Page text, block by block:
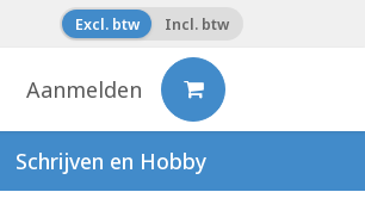
Excl. btw Incl. btw
Aanmelden
Schrijven en Hobby